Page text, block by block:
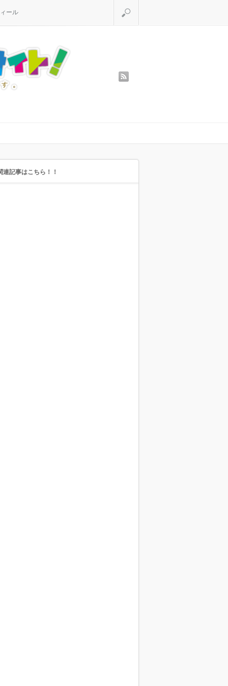
ール
連記事はこちら！！